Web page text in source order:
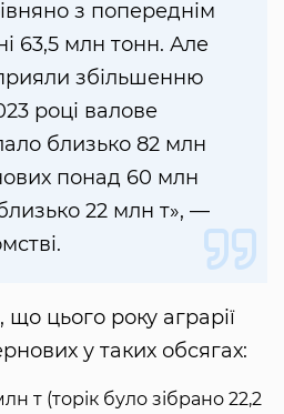
з попереднім
63,5 млн тонн. Але
збільшенню
році валове
близько 82 млн
понад 60 млн
22 млн т», —
що цього року аграрії
у таких обсягах:
т (торік було зібрано 22,2